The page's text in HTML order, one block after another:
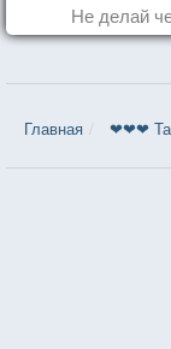
Не делай
Главная ❤❤❤